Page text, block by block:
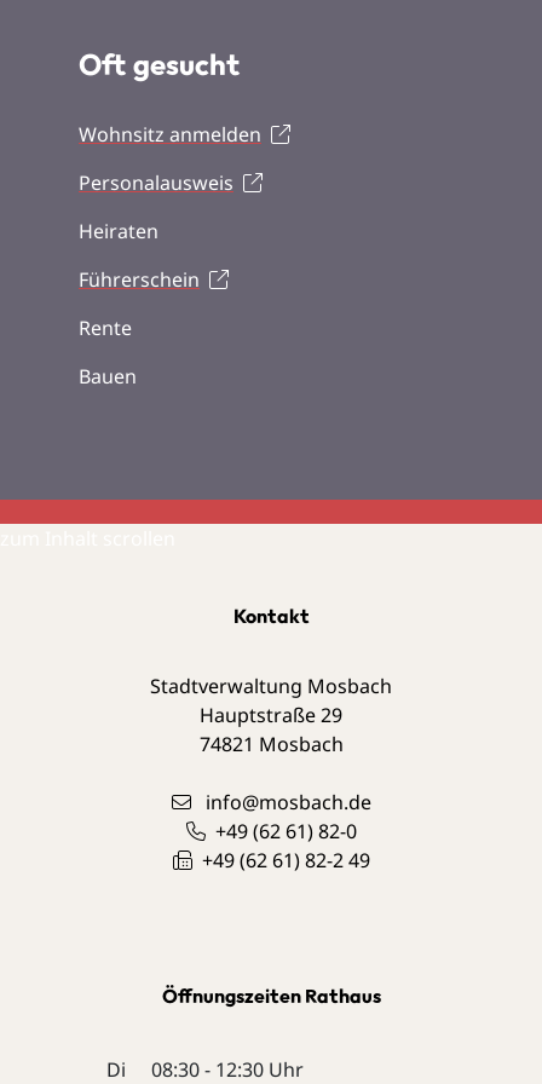
Oft gesucht
Wohnsitz anmelden
Personalausweis
Heiraten
Führerschein
Rente
Bauen
Kontakt
Stadtverwaltung Mosbach
Hauptstraße 29
74821 Mosbach
info@mosbach.de
+49 (62 61) 82-0
+49 (62 61) 82-2 49
Öffnungszeiten Rathaus
Di
08:30 - 12:30 Uhr